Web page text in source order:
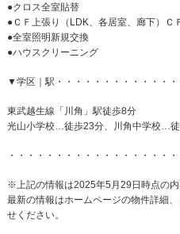
●クロス全室貼替
●ＣＦ上張り（LDK、各居室、廊下）Ｃ
●全室照明新規交換
●ハウスクリーニング
▼学区｜駅・・・・・・・・・・・・・
東武越生線「川角」駅徒歩8分
光山小学校…徒歩23分、川角中学校…
・・・・・・・・・・・・・・・・・・
※上記の情報は2025年5月29日時点の内
最新の情報はホームページの物件詳細
せください。